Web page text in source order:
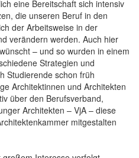
eine Bereitschaft sich intensiv
die unseren Beruf in den
der Arbeitsweise in der
verändern werden. Auch hier
– und so wurden in einem
Strategien und
Studierende schon früh
Architektinnen und Architekten
über den Berufsverband,
Architekten – VjA – diese
mitgestalten